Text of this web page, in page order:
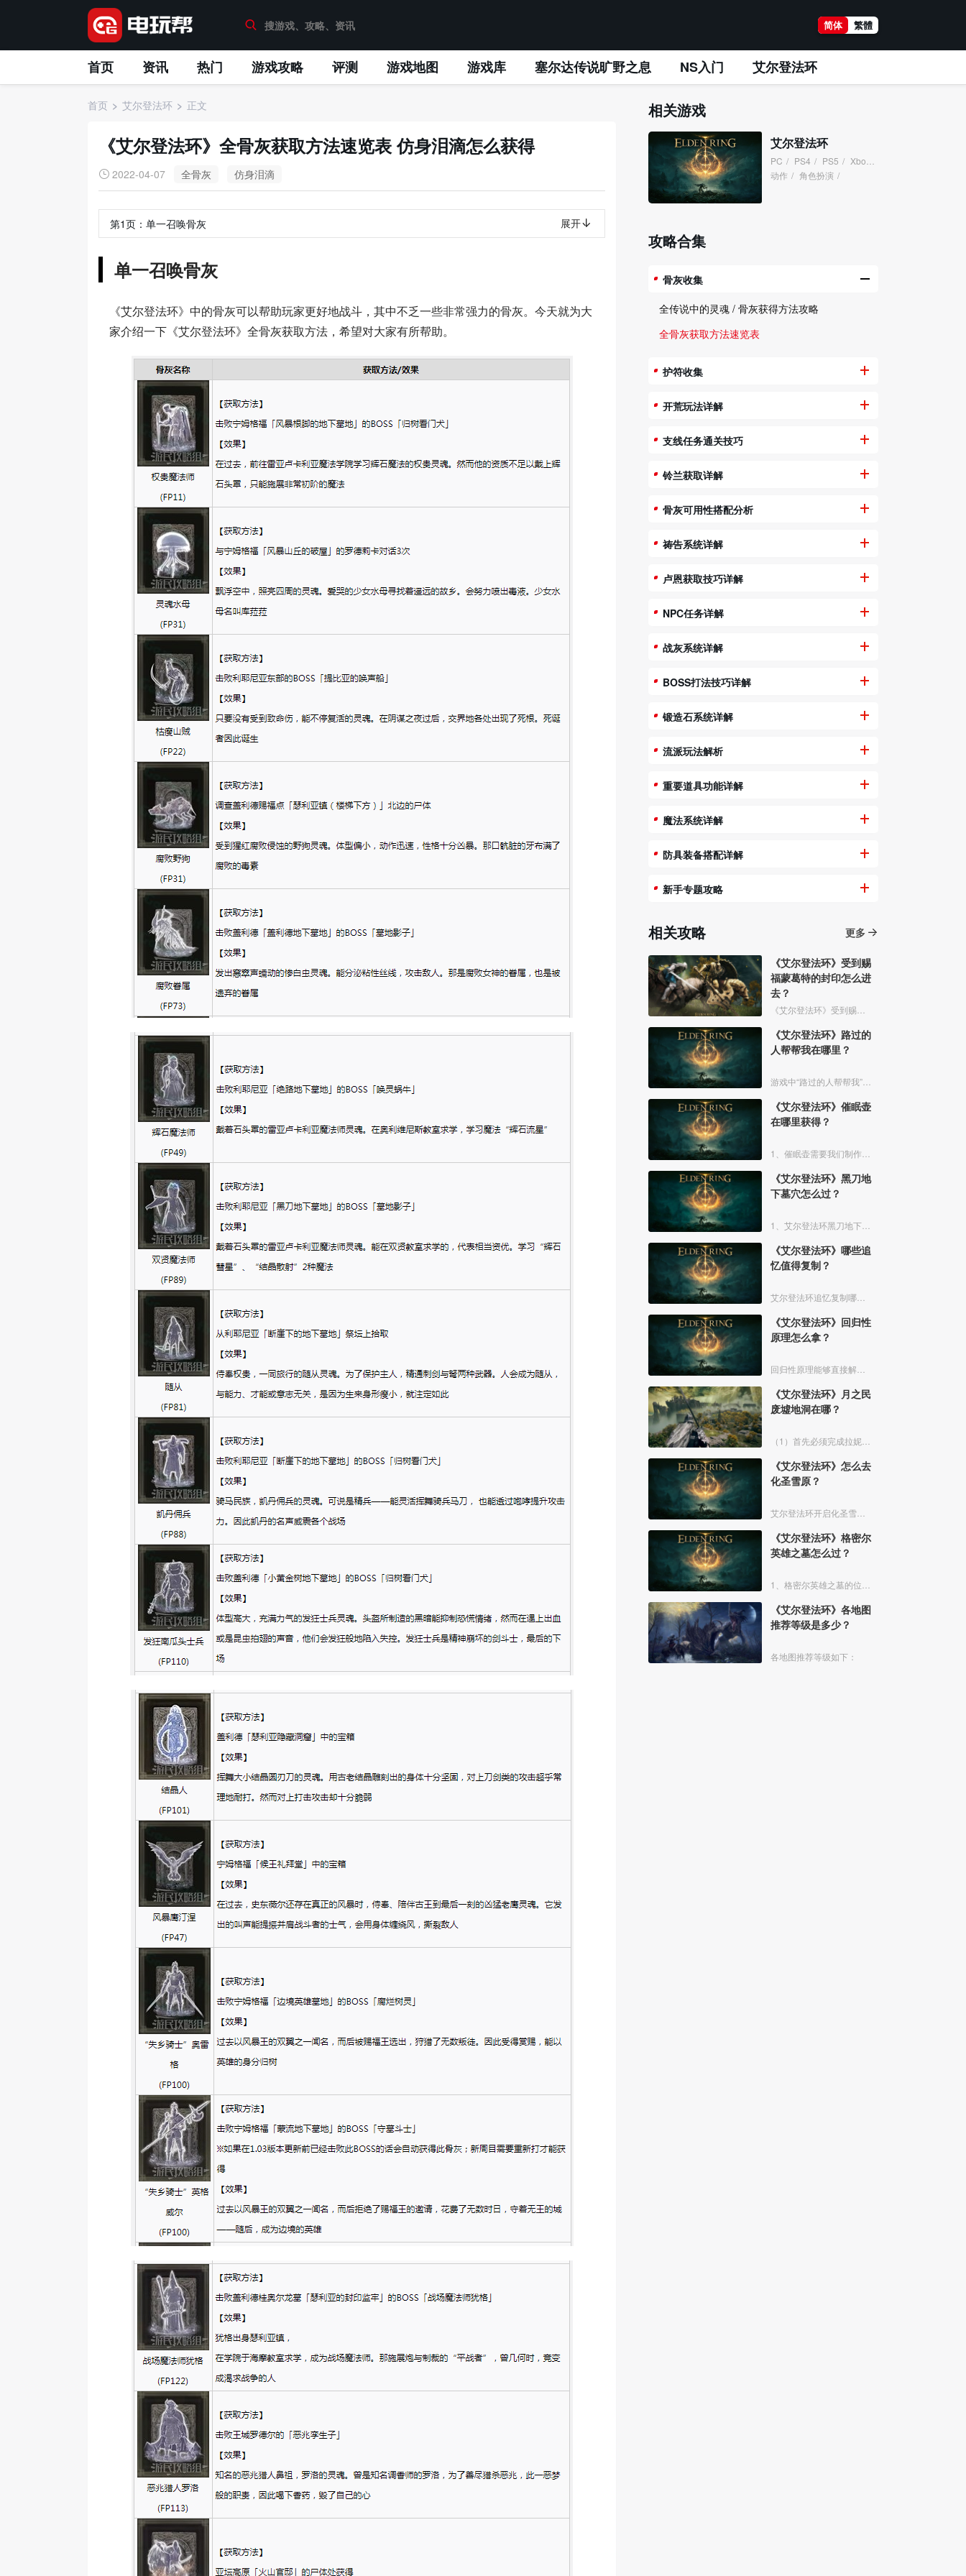
简体 繁體
首页 资讯 热门 游戏攻略 评测 游戏地图 游戏库 塞尔达传说旷野之息 NS入门 艾尔登法环
首页 艾尔登法环 正文
《艾尔登法环》全骨灰获取方法速览表 仿身泪滴怎么获得
2022-04-07 全骨灰 仿身泪滴
第1页： 单一召唤骨灰 展开
单一召唤骨灰
《艾尔登法环》中的骨灰可以帮助玩家更好地战斗，其中不乏一些非常强力的骨灰。今天就为大
家介绍一下《艾尔登法环》全骨灰获取方法，希望对大家有所帮助。
相关游戏
艾尔登法环
PC / PS4 / PS5 / XboxOne
动作 / 角色扮演 /
攻略合集
骨灰收集
全传说中的灵魂 / 骨灰获得方法攻略
全骨灰获取方法速览表
护符收集
开荒玩法详解
支线任务通关技巧
铃兰获取详解
骨灰可用性搭配分析
祷告系统详解
卢恩获取技巧详解
NPC任务详解
战灰系统详解
BOSS打法技巧详解
锻造石系统详解
流派玩法解析
重要道具功能详解
魔法系统详解
防具装备搭配详解
新手专题攻略
相关攻略 更多
《艾尔登法环》受到赐
福蒙葛特的封印怎么进
去？
《艾尔登法环》路过的
人帮帮我在哪里？
《艾尔登法环》催眠壶
在哪里获得？
《艾尔登法环》黑刀地
下墓穴怎么过？
《艾尔登法环》哪些追
忆值得复制？
《艾尔登法环》回归性
原理怎么拿？
《艾尔登法环》月之民
废墟地洞在哪？
《艾尔登法环》怎么去
化圣雪原？
《艾尔登法环》格密尔
英雄之墓怎么过？
《艾尔登法环》各地图
推荐等级是多少？
各地图推荐等级如下：